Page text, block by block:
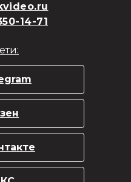
14-71